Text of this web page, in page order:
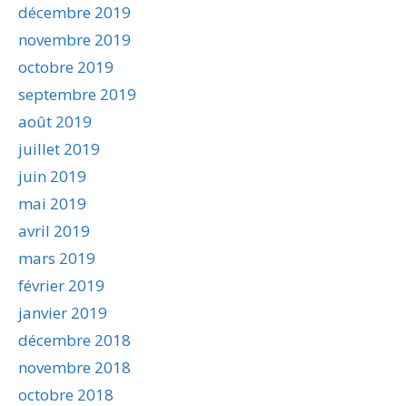
décembre 2019
novembre 2019
octobre 2019
septembre 2019
août 2019
juillet 2019
juin 2019
mai 2019
avril 2019
mars 2019
février 2019
janvier 2019
décembre 2018
novembre 2018
octobre 2018